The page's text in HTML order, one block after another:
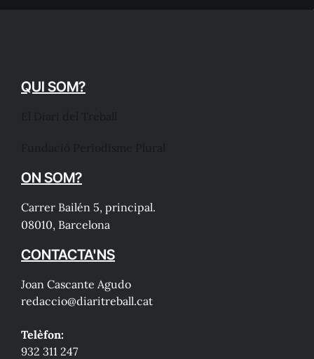
QUI SOM?
ON SOM?
Carrer Bailén 5, principal.
08010, Barcelona
CONTACTA'NS
Joan Cascante Agudo
redaccio@diaritreball.cat
Telèfon:
932 311 247